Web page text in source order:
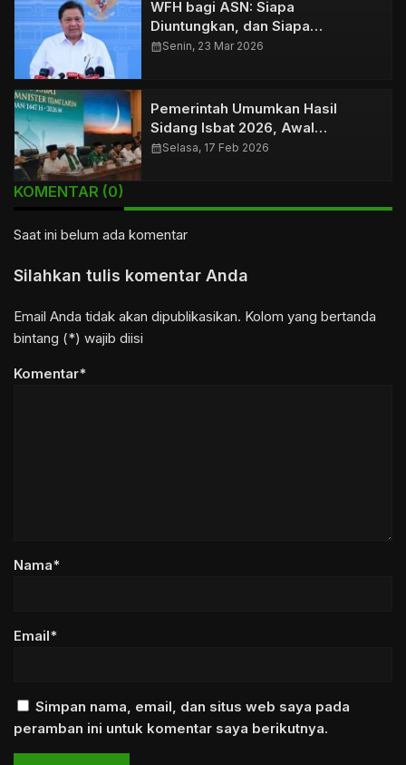
WFH bagi ASN: Siapa
Diuntungkan, dan Siapa
Dirugikan?
calendar_monthSenin, 23 Mar 2026
Pemerintah Umumkan Hasil
Sidang Isbat 2026, Awal
Ramadhan 1447.H Ditentukan
calendar_monthSelasa, 17 Feb 2026
KOMENTAR (0)
Saat ini belum ada komentar
Silahkan tulis komentar Anda
Email Anda tidak akan dipublikasikan. Kolom yang bertanda
bintang (*) wajib diisi
Komentar*
Nama*
Email*
Simpan nama, email, dan situs web saya pada
peramban ini untuk komentar saya berikutnya.